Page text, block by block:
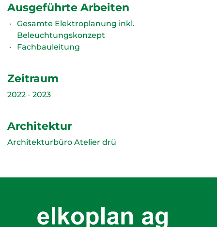
Ausgeführte Arbeiten
Gesamte Elektroplanung inkl.
Beleuchtungskonzept
Fachbauleitung
Zeitraum
2022 - 2023
Architektur
Architekturbüro Atelier drü